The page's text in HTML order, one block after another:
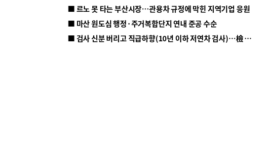
■ 르노 못 타는 부산시장…관용차 규정에 막힌 지역기업 응원
■ 마산 원도심 행정·주거복합단지 연내 준공 수순
■ 검사 신분 버리고 직급하향(10년 이하 저연차 검사)…檢 중수청행 기피